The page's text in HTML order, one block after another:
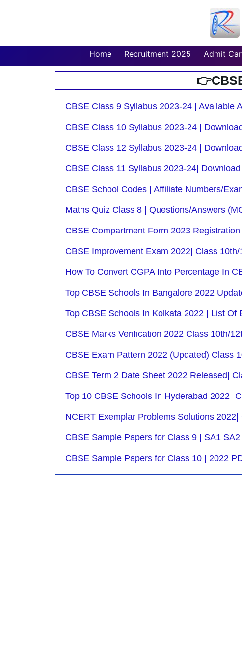
Home Recruitment 2025 Admit
CBSE Class 9 Syllabus 2023-24 | Available
CBSE Class 10 Syllabus 2023-24 |
CBSE Class 12 Syllabus 2023-24 |
CBSE Class 11 Syllabus 2023-24|
CBSE School Codes | Affiliate Numbers/
Maths Quiz Class 8 | Questions/Answers
CBSE Compartment Form 2023
CBSE Improvement Exam 2022| Class
How To Convert CGPA Into Percentage In
Top CBSE Schools In Bangalore 2022
Top CBSE Schools In Kolkata 2022 | List Of
CBSE Marks Verification 2022 Class 10th/
CBSE Exam Pattern 2022 (Updated) Class
CBSE Term 2 Date Sheet 2022 Released|
Top 10 CBSE Schools In Hyderabad 2022-
NCERT Exemplar Problems Solutions
CBSE Sample Papers for Class 9 | SA1
CBSE Sample Papers for Class 10 | 2022